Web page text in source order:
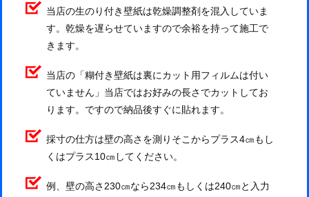
当店の生のり付き壁紙は乾燥調整剤を混入していま
す。乾燥を遅らせていますので余裕を持って施工で
きます。
当店の「糊付き壁紙は裏にカット用フィルムは付い
ていません」当店ではお好みの長さでカットしてお
ります。ですので納品後すぐに貼れます。
採寸の仕方は壁の高さを測りそこからプラス4㎝もし
くはプラス10㎝してください。
例、壁の高さ230㎝なら234㎝もしくは240㎝と入力